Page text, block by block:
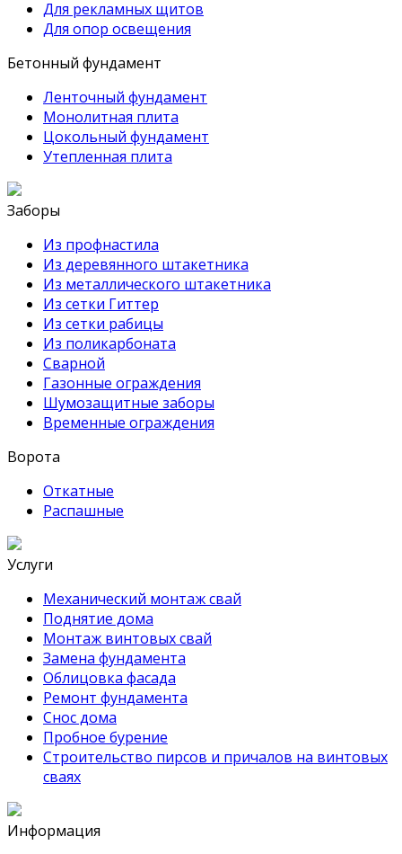
Для рекламных щитов
Для опор освещения
Бетонный фундамент
Ленточный фундамент
Монолитная плита
Цокольный фундамент
Утепленная плита
Заборы
Из профнастила
Из деревянного штакетника
Из металлического штакетника
Из сетки Гиттер
Из сетки рабицы
Из поликарбоната
Сварной
Газонные ограждения
Шумозащитные заборы
Временные ограждения
Ворота
Откатные
Распашные
Услуги
Механический монтаж свай
Поднятие дома
Монтаж винтовых свай
Замена фундамента
Облицовка фасада
Ремонт фундамента
Снос дома
Пробное бурение
Строительство пирсов и причалов на винтовых
сваях
Информация